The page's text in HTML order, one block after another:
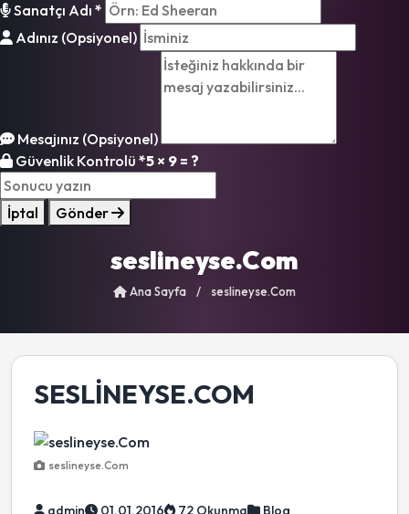
Sanatçı Adı *
Adınız (Opsiyonel)
Mesajınız (Opsiyonel)
Güvenlik Kontrolü *5 × 9 = ?
İptal Gönder
seslineyse.Com
Ana Sayfa / seslineyse.Com
SESLINEYSE.COM
seslineyse.Com
admin 01.01.2016 72 Okunma Blog